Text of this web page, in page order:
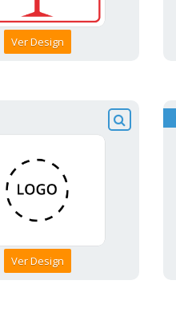
Ver Design
Ver Design